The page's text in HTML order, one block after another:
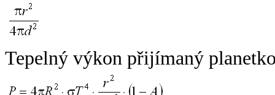
Tepelný výkon přijímaný